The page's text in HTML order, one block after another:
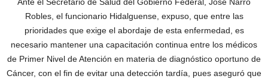
Robles, el funcionario Hidalguense, expuso, que entre las
prioridades que exige el abordaje de esta enfermedad, es
necesario mantener una capacitación continua entre los médicos
de Primer Nivel de Atención en materia de diagnóstico oportuno de
Cáncer, con el fin de evitar una detección tardía, pues aseguró que